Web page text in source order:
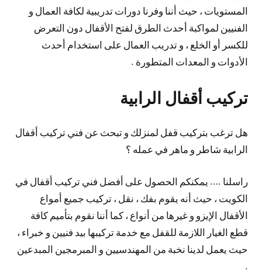
المستويات ، حيث أننا وفرنا دورات تدريبية لكافة العمال و
الفنيين لمواكبة أحدث الطرق لفتح الأقفال دون التعرض
للكسر أو الخلع ، و تدريب العمال على استخدام أحدث
الأدوات و المعدات المتطورة .
تركيب أقفال الرابية
هل ترغب بتركيب قفل لمنزلك و تبحث عن فني تركيب أقفال
الرابية شاطر و ماهر في عمله ؟
راسلنا …. يمكنكم الحصول على أفضل فني تركيب أقفال في
الكويت ، حيث أنه يقوم بفك ، نقل ، تركيب جميع أمواع
الأقفال الإيزو و غيرها من أنواع ، كما أننا نقوم بتأميم كافة
قطع الغيار اللازمة للقفل مع خدمة تركيبها بيد فنيين و خبراء ،
حيث يعمل لدينا نخبة من المهندسيين و المبرمجين المبدعين
.